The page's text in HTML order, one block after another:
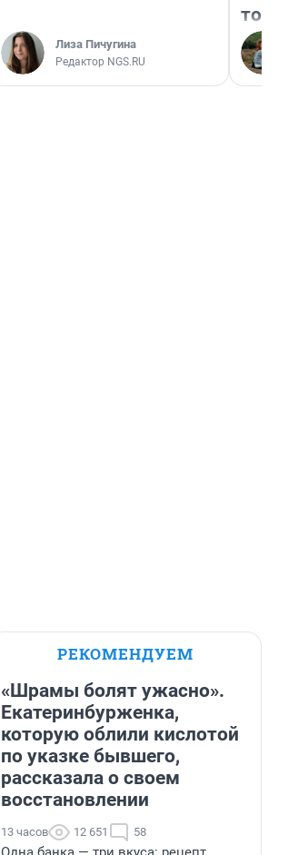
Лиза Пичугина
Редактор NGS.RU
того
РЕКОМЕНДУЕМ
«Шрамы болят ужасно».
Екатеринбурженка,
которую облили кислотой
по указке бывшего,
рассказала о своем
восстановлении
13 часов 12 651 58